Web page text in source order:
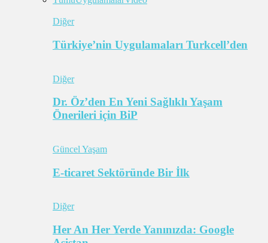
Diğer
Türkiye’nin Uygulamaları Turkcell’den
Diğer
Dr. Öz’den En Yeni Sağlıklı Yaşam
Önerileri için BiP
Güncel Yaşam
E-ticaret Sektöründe Bir İlk
Diğer
Her An Her Yerde Yanınızda: Google